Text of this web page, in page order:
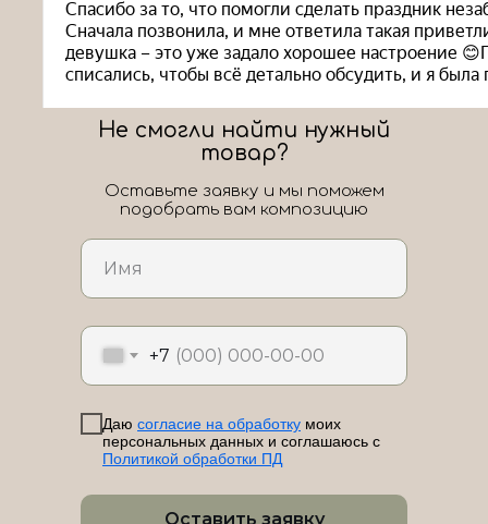
ЛоШАРик на карте Новороссийска — Яндекс Карты
+7
Даю согласие на обработку моих
персональных данных и соглашаюсь с
Политикой обработки ПД
Оставить заявку
Не смогли найти нужный
товар?
Оставьте заявку и мы поможем
подобрать вам композицию